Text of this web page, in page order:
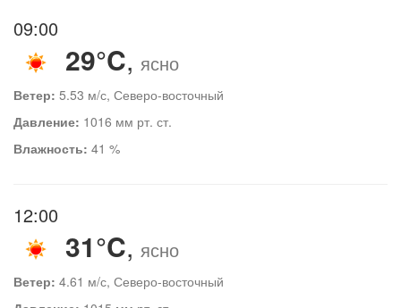
09:00
29°C, ясно
Ветер: 5.53 м/с, Северо-восточный
Давление: 1016 мм рт. ст.
Влажность: 41 %
12:00
31°C, ясно
Ветер: 4.61 м/с, Северо-восточный